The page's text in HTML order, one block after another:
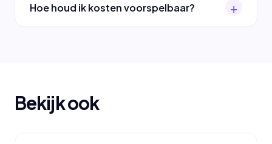
Hoe houd ik kosten voorspelbaar?
Bekijk ook